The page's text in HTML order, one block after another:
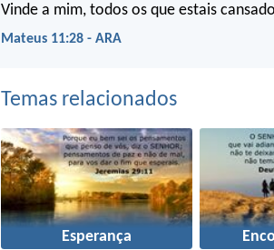
Vinde a mim, todos os que estais
Mateus 11:28 - ARA
Temas relacionados
Esperança